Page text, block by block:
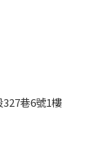
巷6號1樓